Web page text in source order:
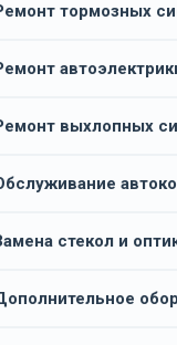
тормозных
выхлопных
стекол и